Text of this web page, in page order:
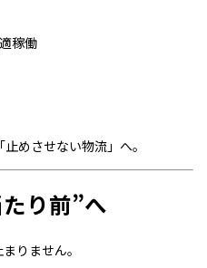
稼働
めさせない物流」へ。
り前”へ
りません。